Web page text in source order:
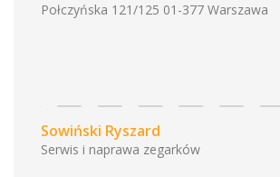
Połczyńska 121/125 01-377 Warszawa
Sowiński Ryszard
Serwis i naprawa zegarków